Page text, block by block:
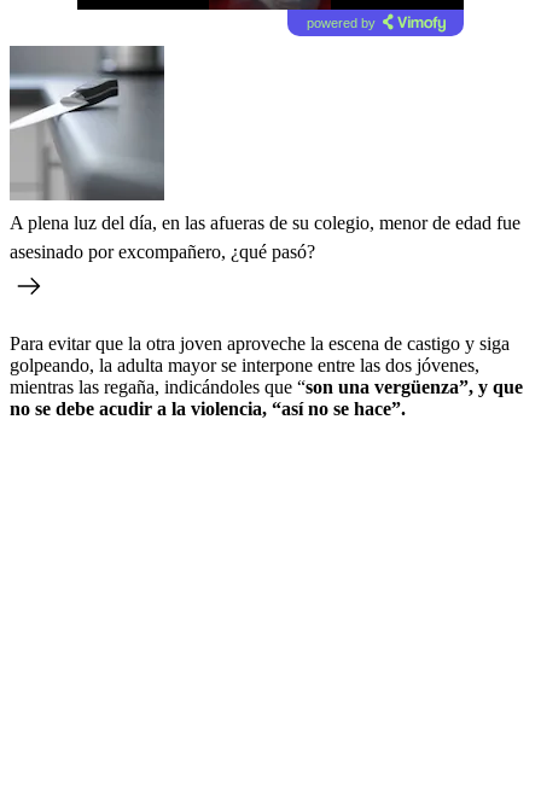
powered by
A plena luz del día, en las afueras de su colegio, menor de edad fue
asesinado por excompañero, ¿qué pasó?
Para evitar que la otra joven aproveche la escena de castigo y siga
golpeando, la adulta mayor se interpone entre las dos jóvenes,
mientras las regaña, indicándoles que “son una vergüenza”, y que
no se debe acudir a la violencia, “así no se hace”.